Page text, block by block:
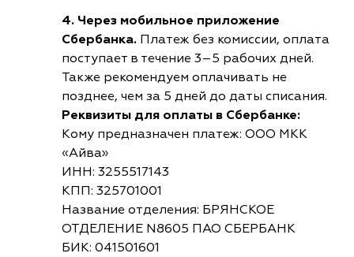
4. Через мобильное приложение
Сбербанка. Платеж без комиссии, оплата
поступает в течение 3–5 рабочих дней.
Также рекомендуем оплачивать не
позднее, чем за 5 дней до даты списания.
Реквизиты для оплаты в Сбербанке:
Кому предназначен платеж: ООО МКК
«Айва»
ИНН: 3255517143
КПП: 325701001
Название отделения: БРЯНСКОЕ
ОТДЕЛЕНИЕ N8605 ПАО СБЕРБАНК
БИК: 041501601